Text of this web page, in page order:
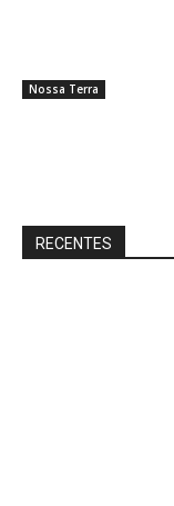
Nossa Terra
RECENTES